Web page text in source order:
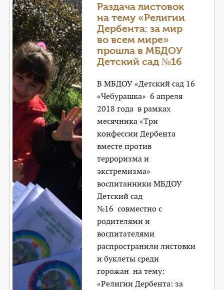
Раздача листовок
на тему «Религии
Дербента: за мир
во всем мире»
прошла в МБДОУ
Детский сад №16
В МБДОУ «Детский сад 16
«Чебурашка» 6 апреля
2018 года в рамках
месячника «Три
конфессии Дербента
вместе против
терроризма и
экстремизма»
воспитанники МБДОУ
Детский сад
№16 совместно с
родителями и
воспитателями
распространили листовки
и буклеты среди
горожан на тему:
«Религии Дербента: за